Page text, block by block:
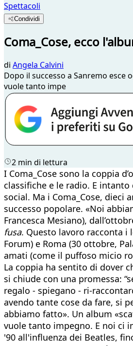
Spettacoli
Condividi
Coma_Cose, ecco
di Angela Calvini
Dopo il successo a Sanremo
vuole tanto impe
2 min di lettura
I Coma_Cose sono la coppia
classifiche e le radio. E
social. Ma i Coma_Cose,
successo popolare. «Noi
Francesca Mesiano),
fusa. Questo lavoro racconta i
Forum) e Roma (30 ottobre,
amati (come il puffoso micio
La coppia ha sentito di dover
si chiude con una promessa:
regalo - spiegano - ri-
avendo tante cose da fare, si
abbiamo fatto». Un album
vuole tanto impegno. E noi ci
'90 all'influenza dei Beatles,